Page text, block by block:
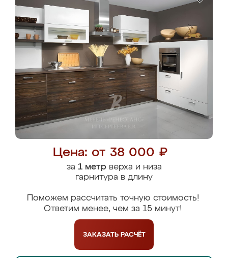
Цена: от 38 000 ₽
за 1 метрверха и низа
гарнитура в длину
Поможем рассчитать точную стоимость!
Ответим менее, чем за 15 минут!
ЗАКАЗАТЬ РАСЧЁТ